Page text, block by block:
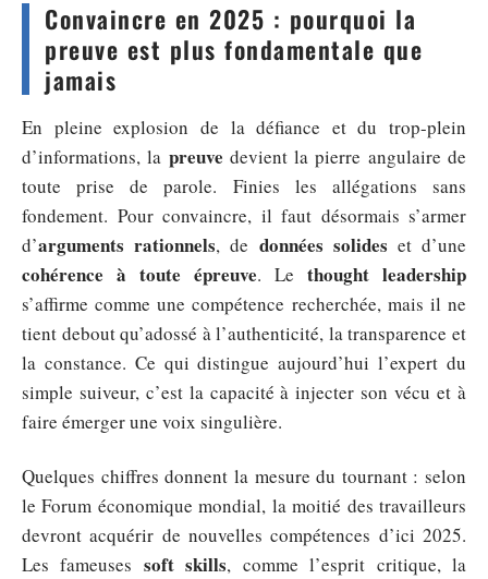
Convaincre en 2025 : pourquoi la
preuve est plus fondamentale que
jamais
En pleine explosion de la défiance et du trop-plein
d’informations, la preuve devient la pierre angulaire de
toute prise de parole. Finies les allégations sans
fondement. Pour convaincre, il faut désormais s’armer
d’arguments rationnels, de données solides et d’une
cohérence à toute épreuve. Le thought leadership
s’affirme comme une compétence recherchée, mais il ne
tient debout qu’adossé à l’authenticité, la transparence et
la constance. Ce qui distingue aujourd’hui l’expert du
simple suiveur, c’est la capacité à injecter son vécu et à
faire émerger une voix singulière.
Quelques chiffres donnent la mesure du tournant : selon
le Forum économique mondial, la moitié des travailleurs
devront acquérir de nouvelles compétences d’ici 2025.
Les fameuses soft skills, comme l’esprit critique, la